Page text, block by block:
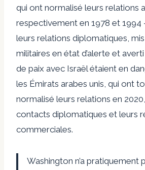
qui ont normalisé leurs relations
respectivement en 1978 et 1994
leurs relations diplomatiques,
militaires en état d’alerte et
de paix avec Israël étaient en
les Émirats arabes unis, qui ont
normalisé leurs relations en
contacts diplomatiques et leurs
commerciales.
Washington n’a pratiquement